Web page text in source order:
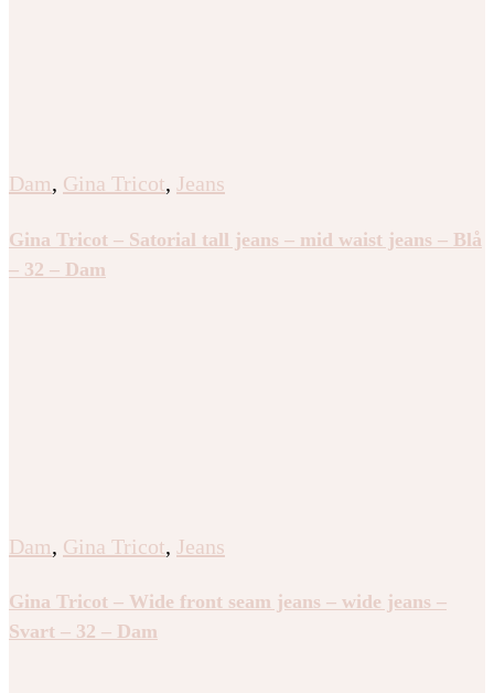
Dam, Gina Tricot, Jeans
Gina Tricot – Satorial tall jeans – mid waist jeans – Blå
– 32 – Dam
Dam, Gina Tricot, Jeans
Gina Tricot – Wide front seam jeans – wide jeans –
Svart – 32 – Dam